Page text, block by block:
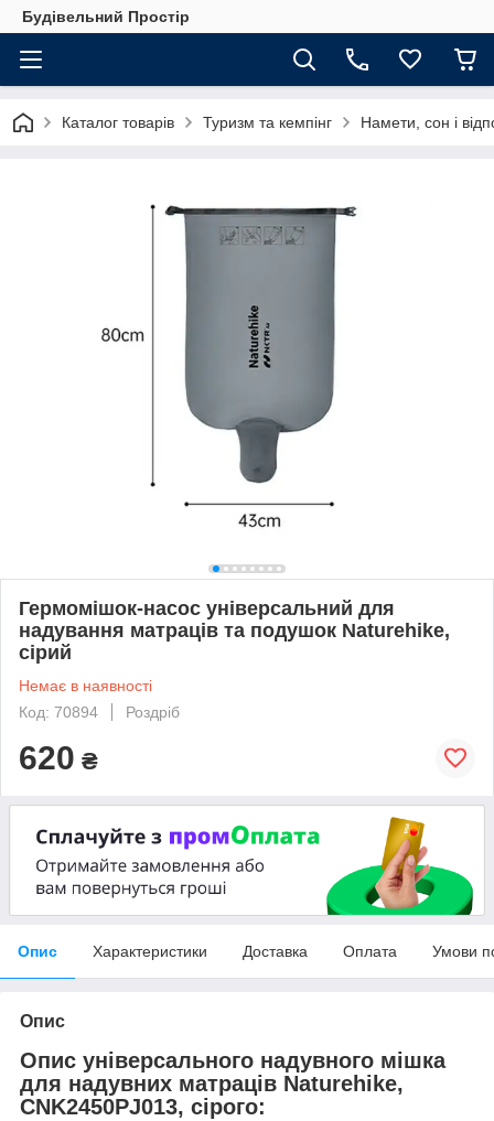
Будівельний Простір
Каталог товарів Туризм та кемпінг Намети, сон і
Гермомішок-насос універсальний для
надування матраців та подушок Naturehike,
сірий
Немає в наявності
Код: 70894
Роздріб
620 ₴
Опис Характеристики Доставка Оплата Умови
Опис
Опис універсального надувного мішка
для надувних матраців Naturehike,
CNK2450PJ013, сірого: